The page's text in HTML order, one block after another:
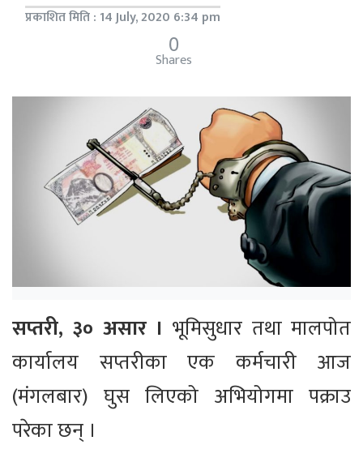
प्रकाशित मिति : 14 July, 2020 6:34 pm
0
Shares
सप्तरी, ३० असार । भूमिसुधार तथा मालपोत
कार्यालय सप्तरीका एक कर्मचारी आज
(मंगलबार) घुस लिएको अभियोगमा पक्राउ
परेका छन् ।